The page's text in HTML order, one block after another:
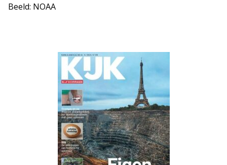
Beeld: NOAA